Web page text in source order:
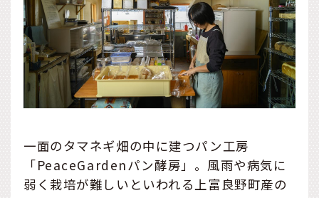
一面のタマネギ畑の中に建つパン工房
「PeaceGardenパン酵房」。風雨や病気に
弱く栽培が難しいといわれる上富良野町産の